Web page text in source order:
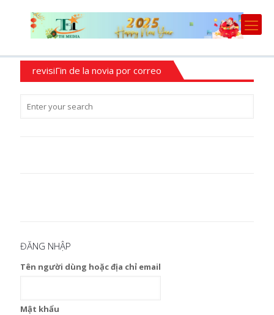
revisiГіn de la novia por correo
ĐĂNG NHẬP
Tên người dùng hoặc địa chỉ email
Mật khẩu